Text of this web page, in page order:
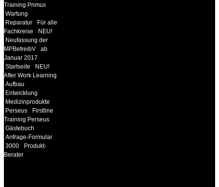
Training Primus
Wartung
Reparatur
Für alle
Fachkreise
NEU!
Neufassung der
MPBetreibV
ab
Januar 2017
Startseite
NEU!
After Work Learning
Aufbau
Entwicklung
Medizinprodukte
Perseus
Firstline
Training Perseus
Gästebuch
Anfrage-Formular
3000
Produkt-
Berater